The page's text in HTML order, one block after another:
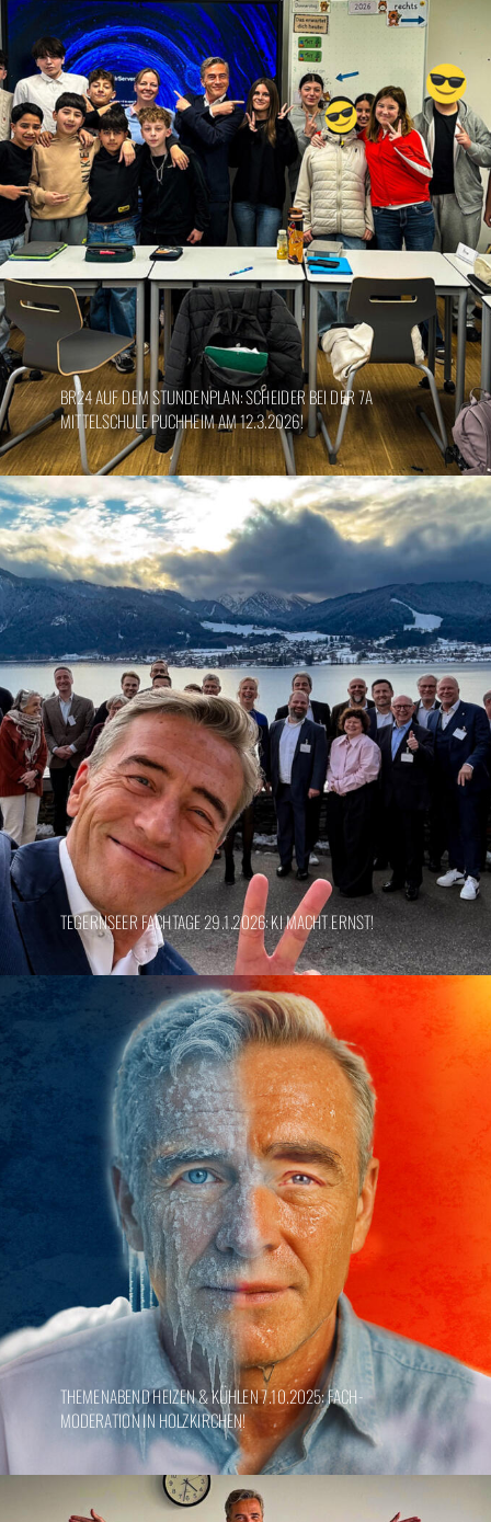
BR24 AUF DEM STUNDENPLAN: SCHEIDER BEI DER 7A
MITTELSCHULE PUCHHEIM AM 12.3.2026!
TEGERNSEER FACHTAGE 29.1.2026: KI MACHT ERNST!
THEMENABEND HEIZEN & KÜHLEN 7.10.2025: FACH-
MODERATION IN HOLZKIRCHEN!